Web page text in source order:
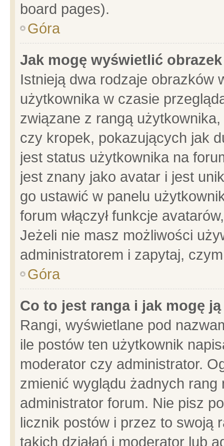
board pages).
Góra
Jak mogę wyświetlić
Istnieją dwa rodzaje obrazków
użytkownika w czasie
związane z rangą
czy kropek, pokazujących jak
jest status użytkownika na
jest znany jako avatar i jest
go ustawić w panelu
forum włączył funkcje
Jeżeli nie masz możliwości
administratorem i zapytaj,
Góra
Co to jest ranga i jak mogę
Rangi, wyświetlane pod
ile postów ten użytkownik
moderator czy administrator.
zmienić wyglądu żadnych
administrator forum. Nie pisz
licznik postów i przez to swoją
takich działań i moderator lub